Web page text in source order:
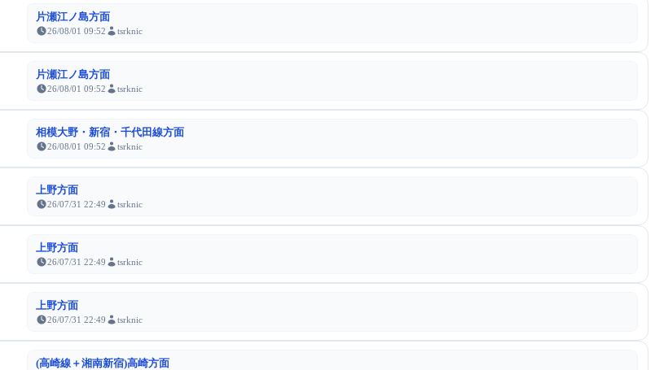
片瀬江ノ島方面
26/08/01 09:52 tsrknic
片瀬江ノ島方面
26/08/01 09:52 tsrknic
相模大野・新宿・千代田線方面
26/08/01 09:52 tsrknic
上野方面
26/07/31 22:49 tsrknic
上野方面
26/07/31 22:49 tsrknic
上野方面
26/07/31 22:49 tsrknic
(高崎線＋湘南新宿)高崎方面